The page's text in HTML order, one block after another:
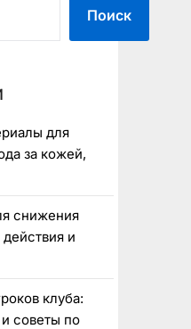
Поиск
для
за кожей,
снижения
и
клуба:
советы по